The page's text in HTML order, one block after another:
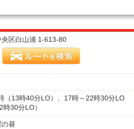
区白山浦 1-613-80
（13時40分LO）、17時～22時30分LO
時30分LO）
昼